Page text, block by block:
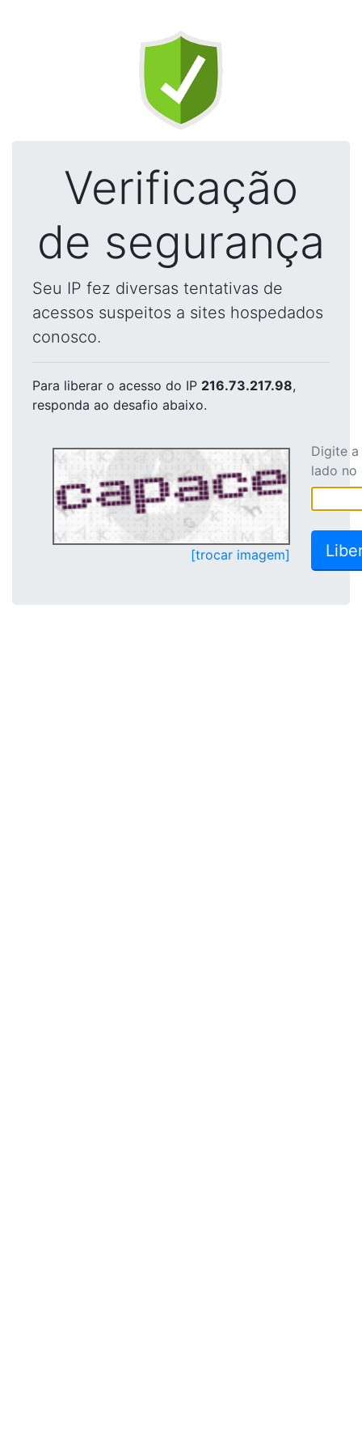
Verificação
de segurança
Seu IP fez diversas tentativas de
acessos suspeitos a sites hospedados
conosco.
Para liberar o acesso do IP 216.73.217.98,
responda ao desafio abaixo.
[trocar imagem]
Digite
lado no